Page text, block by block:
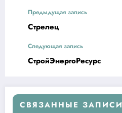
Предыдущая запись
Стрелец
Следующая запись
СтройЭнергоРесурс
СВЯЗАННЫЕ ЗАПИСИ